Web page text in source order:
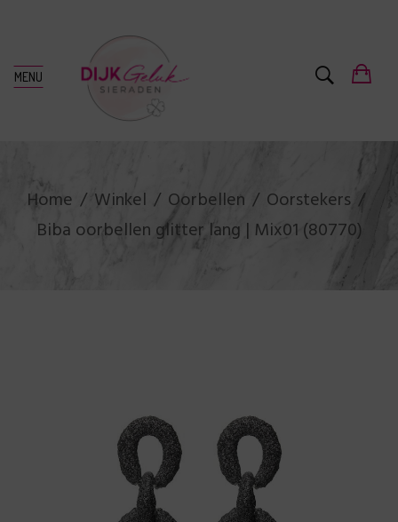
MENU
Home Winkel Oorbellen
Oorstekers
Biba oorbellen glitter lang | Mix01 (80770)